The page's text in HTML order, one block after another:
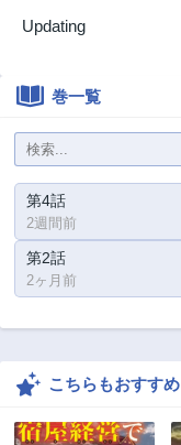
Updating
巻一覧
第4話
2週間前
第2話
2ヶ月前
こちらもおすすめ